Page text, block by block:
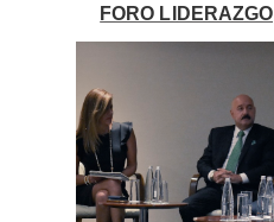
FORO LIDERAZGO